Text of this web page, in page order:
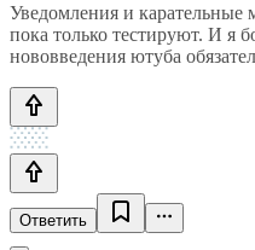
Уведомления и карательные
пока только тестируют. И я
нововведения ютуба
Ответить